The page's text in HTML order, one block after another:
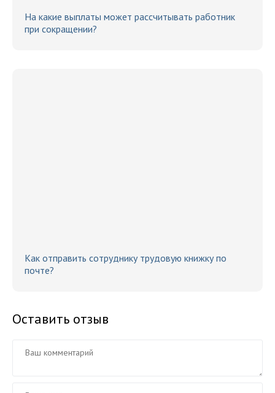
На какие выплаты может рассчитывать работник
при сокращении?
Как отправить сотруднику трудовую книжку по
почте?
Оставить отзыв